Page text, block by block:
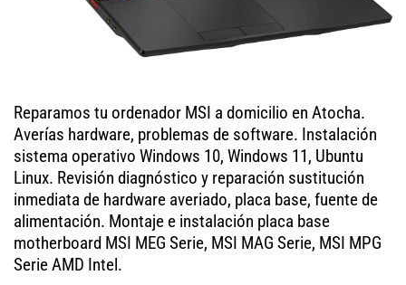
Reparamos tu ordenador MSI a domicilio en Atocha.
Averías hardware, problemas de software. Instalación
sistema operativo Windows 10, Windows 11, Ubuntu
Linux. Revisión diagnóstico y reparación sustitución
inmediata de hardware averiado, placa base, fuente de
alimentación. Montaje e instalación placa base
motherboard MSI MEG Serie, MSI MAG Serie, MSI MPG
Serie AMD Intel.